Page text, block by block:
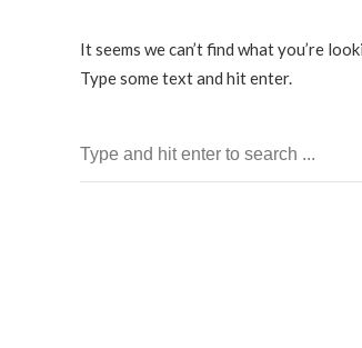
It seems we can’t find what you’re
Type some text and hit enter.